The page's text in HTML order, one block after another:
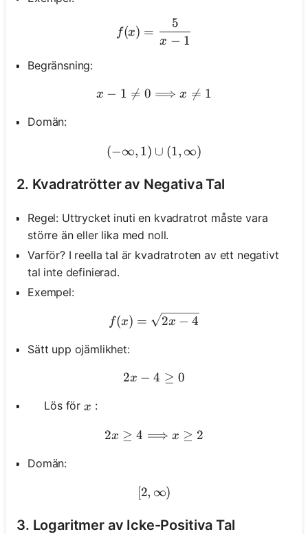
första
f(x)=\frac{5}{x-1}
f(x) =
x − 1
5
Begränsning:
x-1 \neq 0
x − 1 
= 0 ⟹ x 
= 1
Domän:
(-\infty, 1) \cup(1, \infty)
(−∞, 1) ∪ (1, ∞)
2. Kvadratrötter av Negativa Tal
Regel: Uttrycket inuti en kvadratrot måste vara
större än eller lika med noll.
Varför? I reella tal är kvadratroten av ett negativt
tal inte definierad.
Exempel:
f(x)=\sqrt{2 x-4}
f(x) = 2x − 4
Sätt upp ojämlikhet:
2 x-4 \geq 0
2x − 4 ≥ 0
\quad
Lös för x
x :
2 x \geq 4
2x ≥ 4 ⟹ x ≥ 2
Domän:
[2, \infty)
[2, ∞)
3. Logaritmer av Icke-Positiva Tal